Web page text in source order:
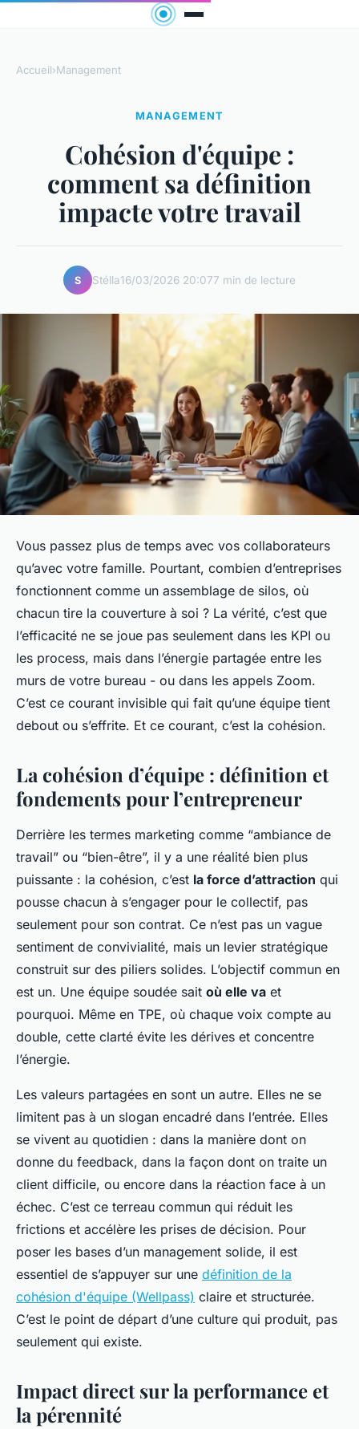
Accueil›Management
MANAGEMENT
Cohésion d'équipe :
comment sa définition
impacte votre travail
S Stélla16/03/2026 20:077 min de lecture
Vous passez plus de temps avec vos collaborateurs
qu’avec votre famille. Pourtant, combien d’entreprises
fonctionnent comme un assemblage de silos, où
chacun tire la couverture à soi ? La vérité, c’est que
l’efficacité ne se joue pas seulement dans les KPI ou
les process, mais dans l’énergie partagée entre les
murs de votre bureau - ou dans les appels Zoom.
C’est ce courant invisible qui fait qu’une équipe tient
debout ou s’effrite. Et ce courant, c’est la cohésion.
La cohésion d’équipe : définition et
fondements pour l’entrepreneur
Derrière les termes marketing comme “ambiance de
travail” ou “bien-être”, il y a une réalité bien plus
puissante : la cohésion, c’est la force d’attraction qui
pousse chacun à s’engager pour le collectif, pas
seulement pour son contrat. Ce n’est pas un vague
sentiment de convivialité, mais un levier stratégique
construit sur des piliers solides. L’objectif commun en
est un. Une équipe soudée sait où elle va et
pourquoi. Même en TPE, où chaque voix compte au
double, cette clarté évite les dérives et concentre
l’énergie.
Les valeurs partagées en sont un autre. Elles ne se
limitent pas à un slogan encadré dans l’entrée. Elles
se vivent au quotidien : dans la manière dont on
donne du feedback, dans la façon dont on traite un
client difficile, ou encore dans la réaction face à un
échec. C’est ce terreau commun qui réduit les
frictions et accélère les prises de décision. Pour
poser les bases d’un management solide, il est
essentiel de s’appuyer sur une définition de la
cohésion d'équipe (Wellpass) claire et structurée.
C’est le point de départ d’une culture qui produit, pas
seulement qui existe.
Impact direct sur la performance et
la pérennité